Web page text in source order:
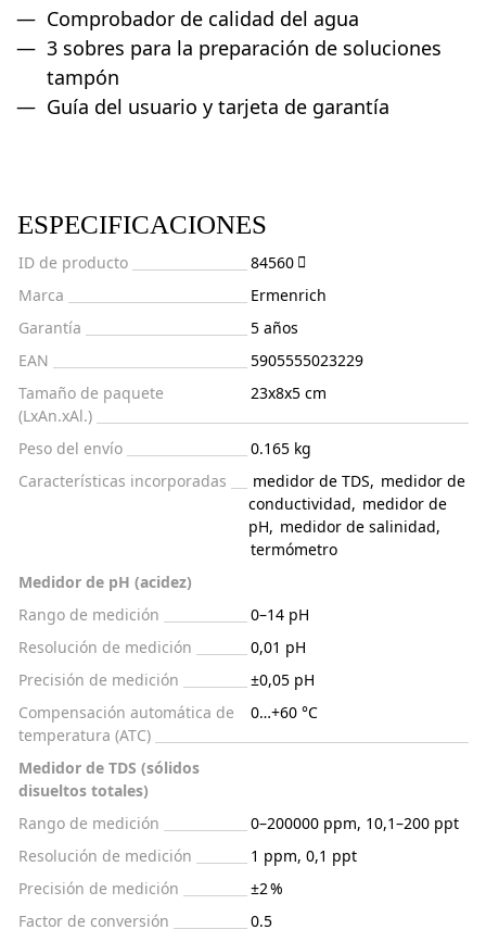
Comprobador de calidad del agua
3 sobres para la preparación de soluciones
tampón
Guía del usuario y tarjeta de garantía
ESPECIFICACIONES
ID de producto
84560
Marca
Ermenrich
Garantía
5 años
EAN
5905555023229
Tamaño de paquete
(LxAn.xAl.)
23x8x5 cm
Peso del envío
0.165 kg
Características incorporadas
medidor de TDS, medidor de
conductividad, medidor de
pH, medidor de salinidad,
termómetro
Medidor de pH (acidez)
Rango de medición
0–14 pH
Resolución de medición
0,01 pH
Precisión de medición
±0,05 pH
Compensación automática de
temperatura (ATC)
0…+60 °С
Medidor de TDS (sólidos
disueltos totales)
Rango de medición
0–200000 ppm, 10,1–200 ppt
Resolución de medición
1 ppm, 0,1 ppt
Precisión de medición
±2 %
Factor de conversión
0.5